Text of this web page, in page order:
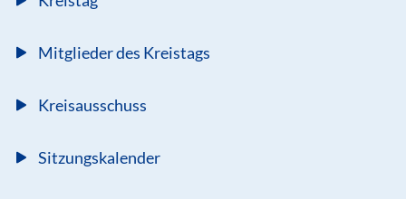
Mitglieder des Kreistags
Kreisausschuss
Sitzungskalender